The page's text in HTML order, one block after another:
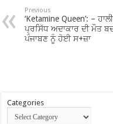
Previous
‘Ketamine Queen’: –
ਪ੍ਰਸਿੱਧ ਅਦਾਕਾਰ ਦੀ ਮੌਤ
ਪੰਜਾਬਣ ਨੂੰ ਹੋਈ ਸ+ਜ਼ਾ
Categories